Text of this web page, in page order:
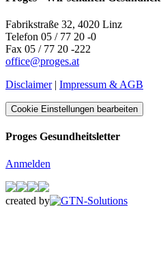
Fabrikstraße 32, 4020 Linz
Telefon 05 / 77 20 -0
Fax 05 / 77 20 -222
office@proges.at
Disclaimer| Impressum & AGB
Cookie Einstellungen bearbeiten
Proges Gesundheitsletter
Anmelden
created by